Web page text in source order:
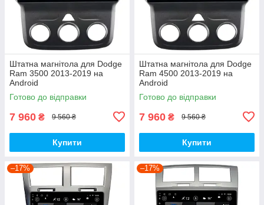
Штатна магнітола для Dodge
Ram 3500 2013-2019 на
Android
Готово до відправки
7 960 ₴ 9 560 ₴
Купити
Штатна магнітола для Dodge
Ram 4500 2013-2019 на
Android
Готово до відправки
7 960 ₴ 9 560 ₴
Купити
–17% –17%